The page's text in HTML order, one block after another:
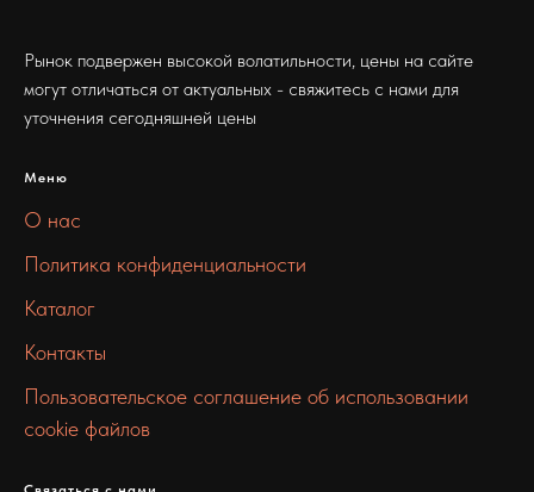
Рынок подвержен высокой волатильности, цены на сайте
могут отличаться от актуальных - свяжитесь с нами для
уточнения сегодняшней цены
Меню
О нас
Политика конфиденциальности
Каталог
Контакты
Пользовательское соглашение об использовании
cookie файлов